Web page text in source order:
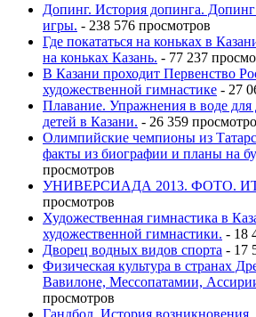
Допинг. История допинга.
игры. - 238 576 просмотров
Где покататься на коньках в
на коньках Казань. - 77 237
В Казани проходит Первенство
художественной гимнастике - 27
Плавание. Упражнения в воде для
детей в Казани. - 26 359
Олимпийские чемпионы из
факты из биографии и планы на
просмотров
УНИВЕРСИАДА 2013. ФОТО.
просмотров
Художественная гимнастика в
художественной гимнастики. - 18
Дворец водных видов спорта - 17
Физическая культура в странах
Вавилоне, Мессопатамии,
просмотров
Гандбол. История возникновения.